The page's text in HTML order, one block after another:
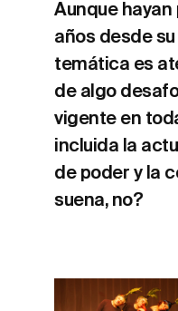
Aunque
años desde
temática es
de algo
vigente en
incluida la
de poder y la
suena, no?